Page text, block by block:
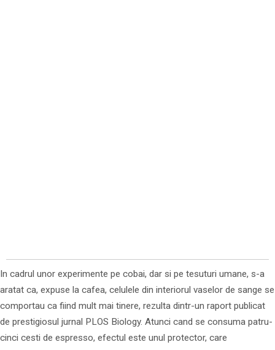
In cadrul unor experimente pe cobai, dar si pe tesuturi umane, s-a
aratat ca, expuse la cafea, celulele din interiorul vaselor de sange se
comportau ca fiind mult mai tinere, rezulta dintr-un raport publicat
de prestigiosul jurnal PLOS Biology. Atunci cand se consuma patru-
cinci cesti de espresso, efectul este unul protector, care